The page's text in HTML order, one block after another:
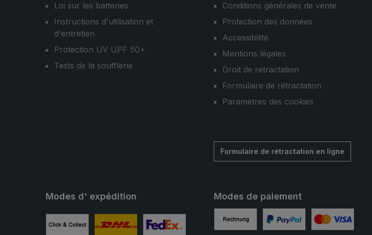
Loi sur les batteries
Instructions d'utilisation et
d'entretien
Protection UV UPF 50+
Tests de la soufflerie
Conditions générales de vente
Protection des données
Accessibilité
Mentions légales
Droit de rétractation
Formulaire de rétractation
Paramètres des cookies
Formulaire de rétractation en ligne
Modes d' expédition Modes de paiement